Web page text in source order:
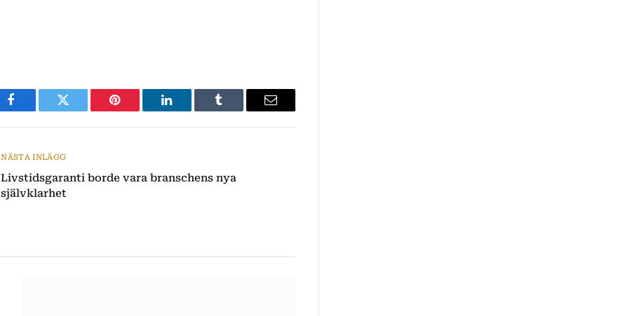
Facebook Twitter Pinterest LinkedIn Tumblr
E-
NÄSTA INLÄGG
Livstidsgaranti borde vara branschens nya
självklarhet